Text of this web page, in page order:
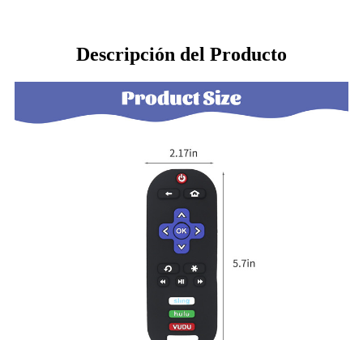
Descripción del Producto